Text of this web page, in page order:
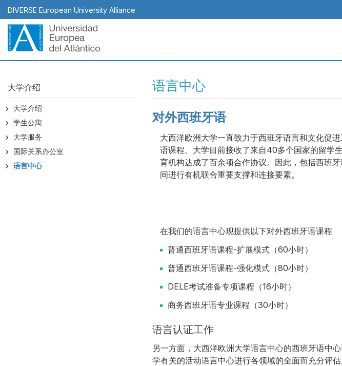
跳
转
到
要
内
DIVERSE European University Alliance
大学介绍
大学介绍
学生公寓
大学服务
国际关系办公室
语言中心
语言中心
Body
对外西班牙语
大西洋欧洲大学一直致力于西班牙语言和文化促
语课程。大学目前接收了来自40多个国家的留学
育机构达成了百余项合作协议。因此，包括西班
间进行有机联合重要支撑和连接要素。
在我们的语言中心现提供以下对外西班牙语课程
普通西班牙语课程-扩展模式（60小时）
普通西班牙语课程-强化模式（80小时）
DELE考试准备专项课程（16小时）
商务西班牙语专业课程（30小时）
语言认证工作
另一方面，大西洋欧洲大学语言中心的西班牙语中
学有关的活动语言中心进行各领域的全面而充分评